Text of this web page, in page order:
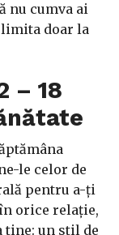
nu cumva ai
limita doar la
– 18
le celor de
pentru a-ți
orice relație,
tine: un stil de